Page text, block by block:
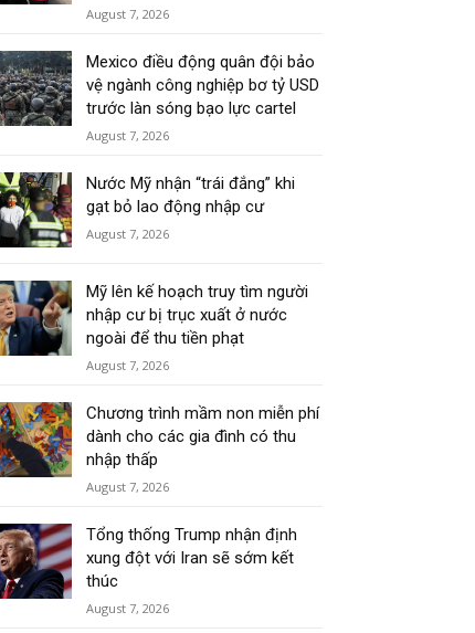
August 7, 2026
Mexico điều động quân đội bảo
vệ ngành công nghiệp bơ tỷ USD
trước làn sóng bạo lực cartel
August 7, 2026
Nước Mỹ nhận “trái đắng” khi
gạt bỏ lao động nhập cư
August 7, 2026
Mỹ lên kế hoạch truy tìm người
nhập cư bị trục xuất ở nước
ngoài để thu tiền phạt
August 7, 2026
Chương trình mầm non miễn phí
dành cho các gia đình có thu
nhập thấp
August 7, 2026
Tổng thống Trump nhận định
xung đột với Iran sẽ sớm kết
thúc
August 7, 2026